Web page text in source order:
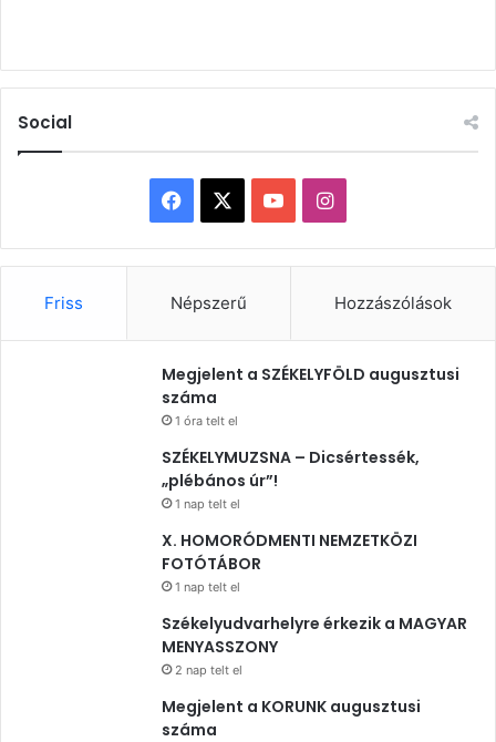
Social
Facebook YouTubeInstagram
Friss Népszerű Hozzászólások
Megjelent a SZÉKELYFÖLD augusztusi
száma
1 óra telt el
SZÉKELYMUZSNA – Dicsértessék,
„plébános úr”!
1 nap telt el
X. HOMORÓDMENTI NEMZETKÖZI
FOTÓTÁBOR
1 nap telt el
Székelyudvarhelyre érkezik a MAGYAR
MENYASSZONY
2 nap telt el
Megjelent a KORUNK augusztusi
száma